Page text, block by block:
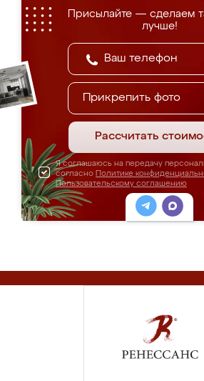
Присылайте — сделаем
лучше!
Прикрепить фото
Рассчитать
Я соглашаюсь на передачу
согласно Политике
Пользовательскому соглашению